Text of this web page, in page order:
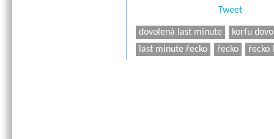
Tweet
dovolená last minute
korfu
last minute řecko
řecko řecko